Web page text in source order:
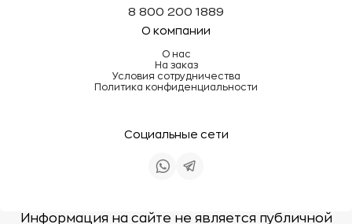
8 800 200 1889
О компании
О нас
На заказ
Условия сотрудничества
Политика конфиденциальности
Социальные сети
Информация на сайте не является публичной